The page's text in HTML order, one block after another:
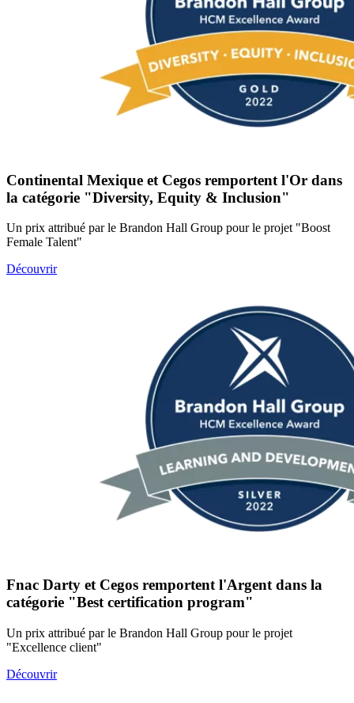
Continental Mexique et Cegos remportent l'Or dans
la catégorie "Diversity, Equity & Inclusion"
Un prix attribué par le Brandon Hall Group pour le projet "Boost
Female Talent"
Découvrir
Fnac Darty et Cegos remportent l'Argent dans la
catégorie "Best certification program"
Un prix attribué par le Brandon Hall Group pour le projet
"Excellence client"
Découvrir